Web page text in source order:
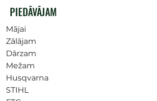
PIEDĀVĀJAM
Mājai
Zālājam
Dārzam
Mežam
Husqvarna
STIHL